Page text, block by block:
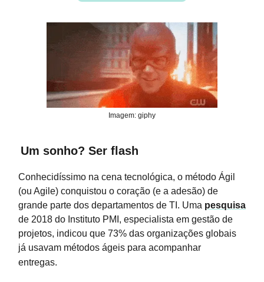
Imagem: giphy
Um sonho? Ser flash
Conhecidíssimo na cena tecnológica, o método Ágil
(ou Agile) conquistou o coração (e a adesão) de
grande parte dos departamentos de TI. Uma pesquisa
de 2018 do Instituto PMI, especialista em gestão de
projetos, indicou que 73% das organizações globais
já usavam métodos ágeis para acompanhar
entregas.